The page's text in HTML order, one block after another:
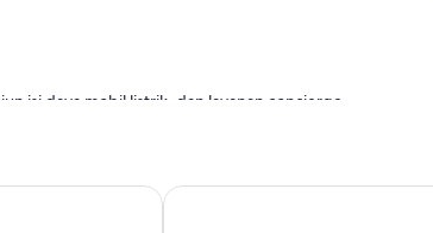
isi daya mobil listrik, dan layanan concierge
Motel 6 Coos Bay, OR